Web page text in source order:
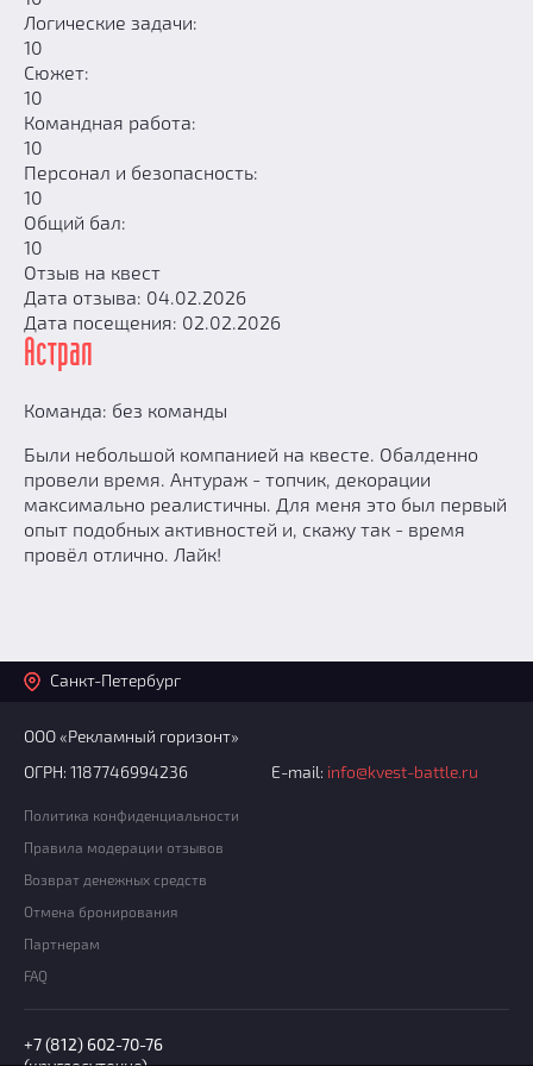
Логические задачи:
10
Сюжет:
10
Командная работа:
10
Персонал и безопасность:
10
Общий бал:
10
Отзыв на квест
Дата отзыва: 04.02.2026
Дата посещения: 02.02.2026
Астрал
Команда: без команды
Были небольшой компанией на квесте. Обалденно
провели время. Антураж - топчик, декорации
максимально реалистичны. Для меня это был первый
опыт подобных активностей и, скажу так - время
провёл отлично. Лайк!
Санкт-Петербург
ООО «Рекламный горизонт»
ОГРН: 1187746994236
E-mail: info@kvest-battle.ru
Политика конфиденциальности
Правила модерации отзывов
Возврат денежных средств
Отмена бронирования
Партнерам
FAQ
+7 (812) 602-70-76